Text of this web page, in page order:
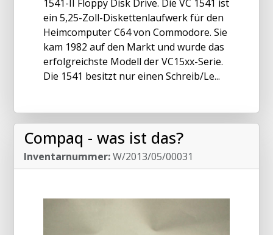
1541-II Floppy Disk Drive. Die VC 1541 ist
ein 5,25-Zoll-Diskettenlaufwerk für den
Heimcomputer C64 von Commodore. Sie
kam 1982 auf den Markt und wurde das
erfolgreichste Modell der VC15xx-Serie.
Die 1541 besitzt nur einen Schreib/Le...
Compaq - was ist das?
Inventarnummer:W/2013/05/00031